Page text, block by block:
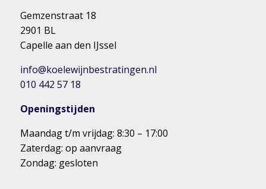
Gemzenstraat 18
2901 BL
Capelle aan den IJssel
info@koelewijnbestratingen.nl
010 442 57 18
Openingstijden
Maandag t/m vrijdag: 8:30 – 17:00
Zaterdag: op aanvraag
Zondag: gesloten